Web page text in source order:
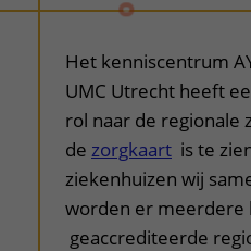
uitklapper, klik
Het kenniscentrum
UMC Utrecht heeft
rol naar de regionale
de zorgkaart is te
ziekenhuizen wij
worden er meerdere
geaccrediteerde